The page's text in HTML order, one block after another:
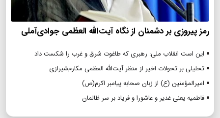
رمز پیروزی بر دشمنان از نگاه آیت‌الله العظمی جوادی‌آملی
این است انقلاب ملی: رهبری که طاغوت شرق و غرب را شکست داد
تحلیلی بر تحولات اخیر از منظر آیت‌الله العظمی مکارم‌شیرازی
امیرالمؤمنین (ع) از زبان صحابه پیامبر اکرم(ص)
فاطمیه یعنی غدیر و عاشورا و فریاد بر سر ظالمان